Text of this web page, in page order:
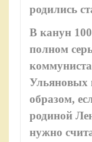
родились
В канун
полном
Ульяновых
образом,
родиной
нужно